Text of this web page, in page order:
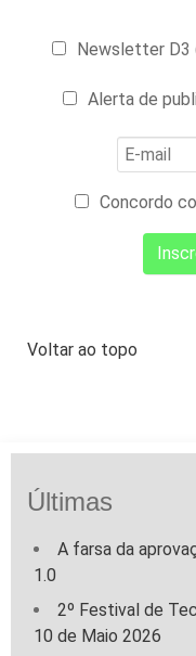
Newsletter D3
Alerta de
Concordo
Voltar ao topo
Últimas
A farsa da
1.0
2º Festival de
10 de Maio 2026